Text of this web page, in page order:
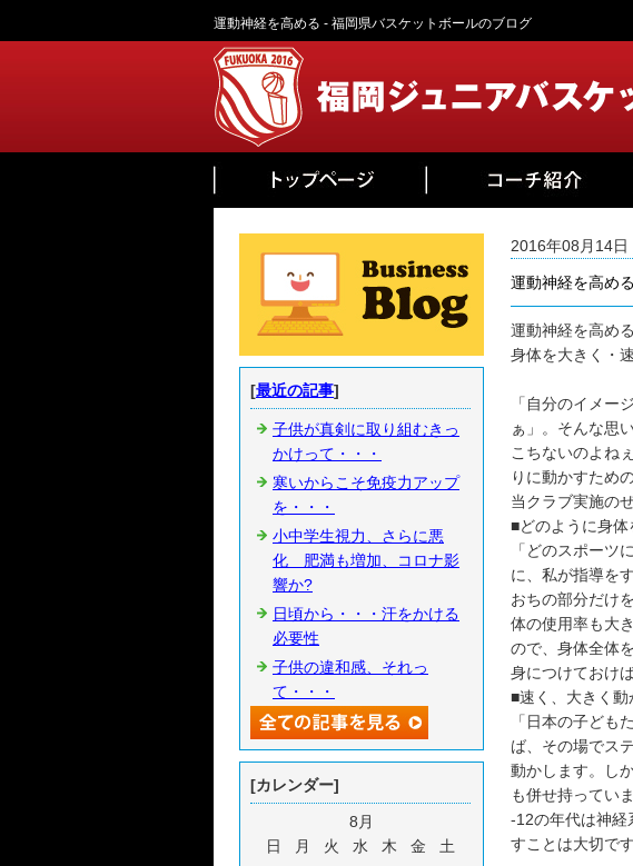
運動神経を高める - 福岡県バスケットボールのブログ
2016年08月14日
運動神経を高める
運動神経を高める
身体を大きく・
「自分のイメー
ぁ」。そんな思
こちないのよね
りに動かすため
当クラブ実施の
■どのように身体
「どのスポーツ
に、私が指導を
おちの部分だけ
体の使用率も大
ので、身体全体
身につけておけ
■速く、大きく動
「日本の子ども
ば、その場でス
動かします。し
も併せ持ってい
-12の年代は神経
すことは大切です
[最近の記事]
子供が真剣に取り組むきっ
かけって・・・
寒いからこそ免疫力アップ
を・・・
小中学生視力、さらに悪
化 肥満も増加、コロナ影
響か?
日頃から・・・汗をかける
必要性
子供の違和感、それっ
て・・・
[カレンダー]
8月
日
月 火 水 木 金
土